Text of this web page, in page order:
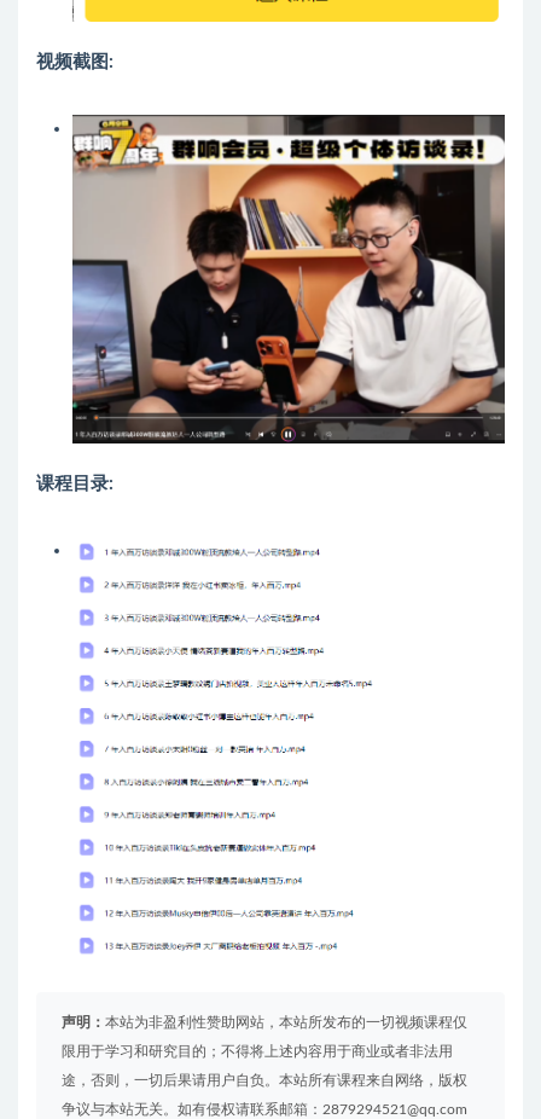
视频截图:
课程目录:
声明： 本站为非盈利性赞助网站，本站所发布的一切视频课程仅
限用于学习和研究目的；不得将上述内容用于商业或者非法用
途，否则，一切后果请用户自负。本站所有课程来自网络，版权
争议与本站无关。如有侵权请联系邮箱：2879294521@qq.com